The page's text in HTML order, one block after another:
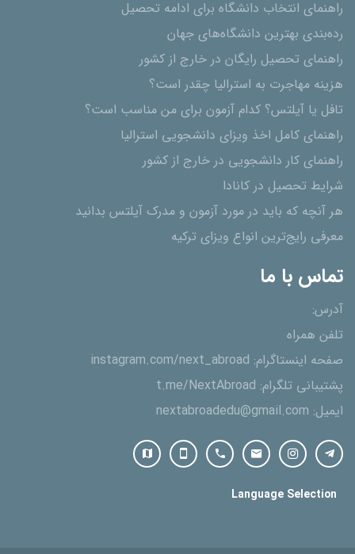
راهنمای انتخاب دانشگاه برای ادامه تحصیل
رده‌بندی بهترین دانشگاه‌های جهان
راهنمای تحصیل رایگان در خارج از کشور
هزینه مهاجرت به استرالیا چقدر است؟
تافل یا آیلتس؟ کدام آزمون برای من مناسب است؟
راهنمای کامل اخذ ویزای دانشجویی استرالیا
راهنمای کار دانشجویی در خارج از کشور
شرایط تحصیل در کانادا
هر آنچه که باید در مورد آزمون و مدرک آیلتس بدانید
معرفی رایج‌ترین انواع ویزای ترکیه
تماس با ما
آدرس:
تلفن همراه
صفحه اینستاگرام: instagram.com/next_abroad
پشتیبانی تلگرام: t.me/NextAbroad
ایمیل: nextabroadedu@gmail.com
Language Selection